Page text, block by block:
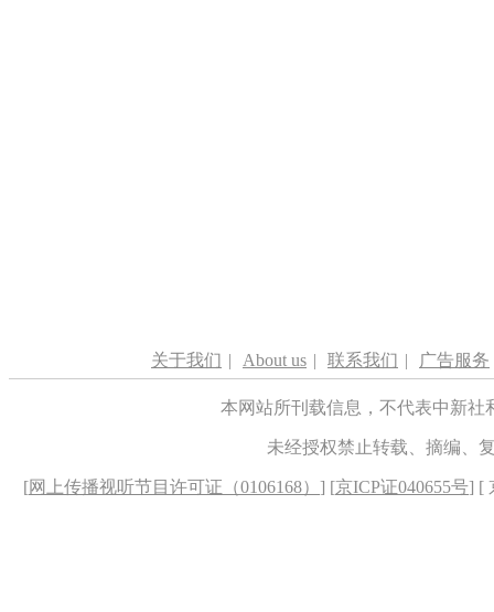
关于我们 | About us | 联系我们 | 广告服务
本网站所刊载信息，不代表中新
未经授权禁止转载、摘编、
[网上传播视听节目许可证（0106168） ] [京ICP证040655号] [